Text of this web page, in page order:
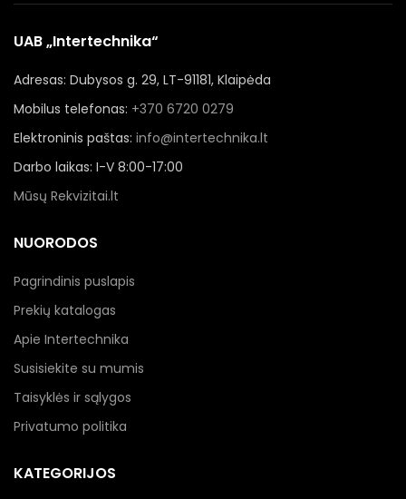
UAB „Intertechnika“
Adresas: Dubysos g. 29, LT-91181, Klaipėda
Mobilus telefonas: +370 6720 0279
Elektroninis paštas: info@intertechnika.lt
Darbo laikas: I-V 8:00-17:00
Mūsų Rekvizitai.lt
NUORODOS
Pagrindinis puslapis
Prekių katalogas
Apie Intertechnika
Susisiekite su mumis
Taisyklės ir sąlygos
Privatumo politika
KATEGORIJOS